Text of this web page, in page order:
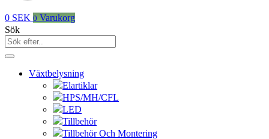
0 SEK 0 Varukorg
Sök
Växtbelysning
Elartiklar
HPS/MH/CFL
LED
Tillbehör
Tillbehör Och Montering